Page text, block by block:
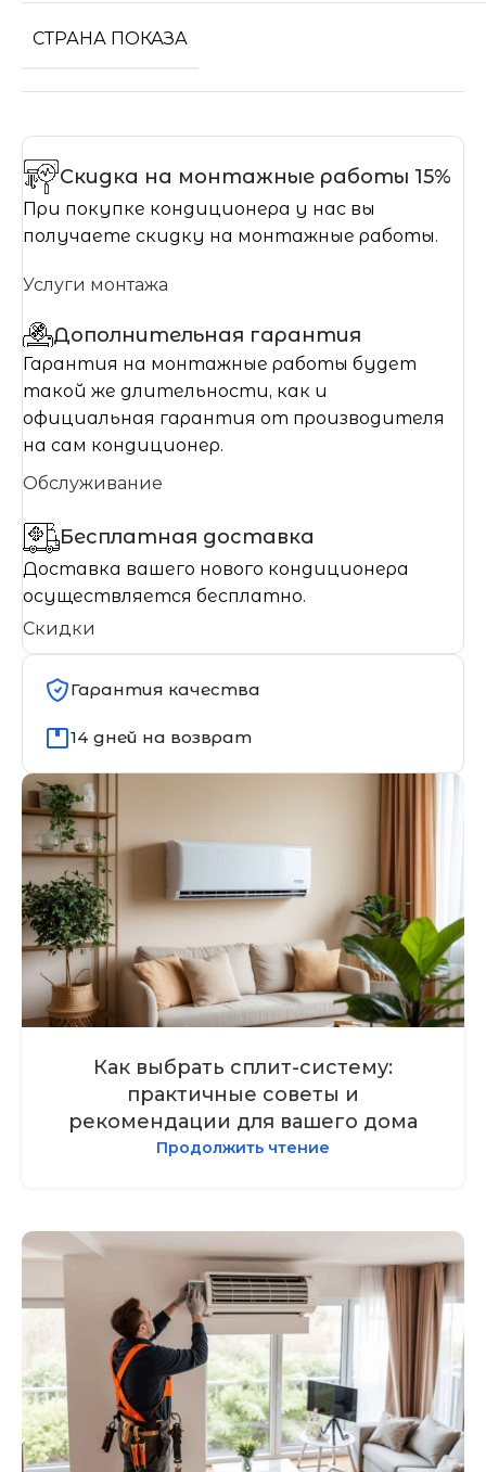
СТРАНА ПОКАЗА
Скидка на монтажные работы 15%
При покупке кондиционера у нас вы
получаете скидку на монтажные работы.
Услуги монтажа
Дополнительная гарантия
Гарантия на монтажные работы будет
такой же длительности, как и
официальная гарантия от производителя
на сам кондиционер.
Обслуживание
Бесплатная доставка
Доставка вашего нового кондиционера
осуществляется бесплатно.
Скидки
Гарантия качества
14 дней на возврат
Как выбрать сплит-систему:
практичные советы и
рекомендации для вашего дома
Продолжить чтение